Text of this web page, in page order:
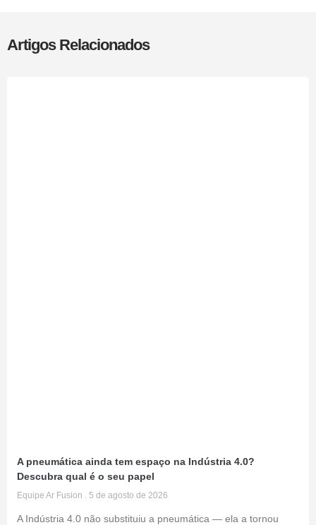
Artigos Relacionados
A pneumática ainda tem espaço na Indústria 4.0?
Descubra qual é o seu papel
Equipe Ar Fusion 5 de agosto de 2026
A Indústria 4.0 não substituiu a pneumática — ela a tornou